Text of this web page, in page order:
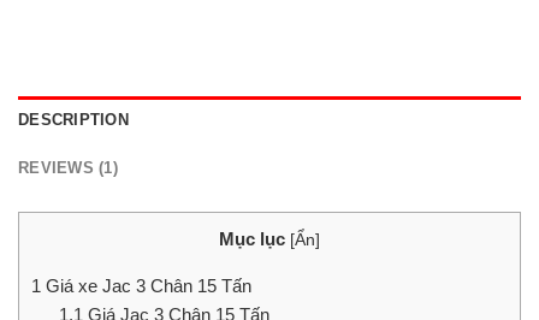
DESCRIPTION
REVIEWS (1)
Mục lục [Ẩn]
1 Giá xe Jac 3 Chân 15 Tấn
1.1 Giá Jac 3 Chân 15 Tấn